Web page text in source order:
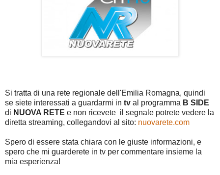
Si tratta di una rete regionale dell'Emilia Romagna, quindi
se siete interessati a guardarmi in tv al programma B SIDE
di NUOVA RETE e non ricevete il segnale potrete vedere la
diretta streaming, collegandovi al sito: nuovarete.com
Spero di essere stata chiara con le giuste informazioni, e
spero che mi guarderete in tv per commentare insieme la
mia esperienza!